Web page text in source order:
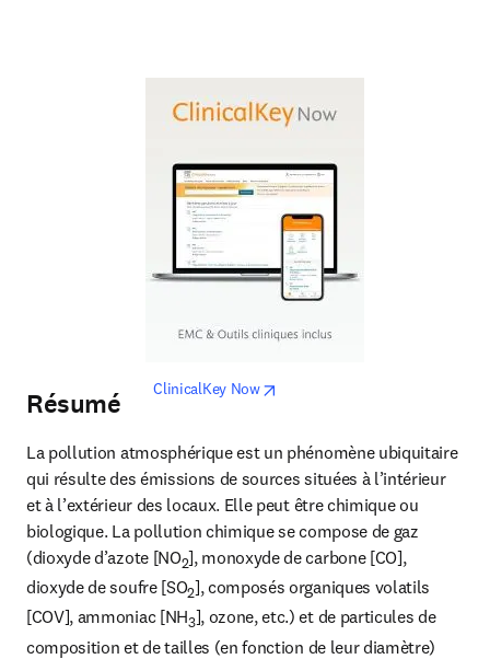
  ClinicalKey Now
Résumé
La pollution atmosphérique est un phénomène ubiquitaire
qui résulte des émissions de sources situées à l’intérieur
et à l’extérieur des locaux. Elle peut être chimique ou
biologique. La pollution chimique se compose de gaz
(dioxyde d’azote [NO2], monoxyde de carbone [CO],
dioxyde de soufre [SO2], composés organiques volatils
[COV], ammoniac [NH3], ozone, etc.) et de particules de
composition et de tailles (en fonction de leur diamètre)